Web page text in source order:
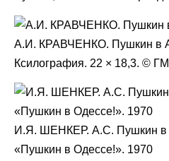
А.И. КРАВЧЕНКО. Пушкин в
Ксилография. 22 × 18,3. ©
И.Я. ШЕНКЕР. А.С. Пушкин в
«Пушкин в Одессе!». 1970